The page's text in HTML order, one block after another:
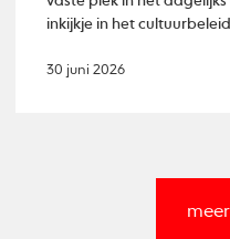
inkijkje in het
30 juni 2026